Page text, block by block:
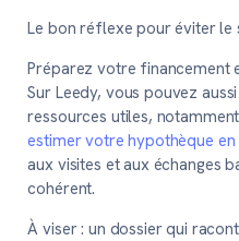
Le bon réflexe pour éviter le
Préparez votre financement
Sur Leedy, vous pouvez
ressources utiles,
estimer votre hypothèque en
aux visites et aux échanges
cohérent.
À viser : un dossier qui